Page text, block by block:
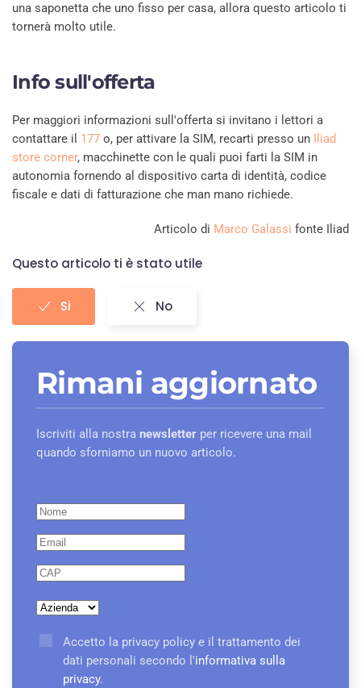
una saponetta che uno fisso per casa, allora questo articolo ti
tornerà molto utile.
Info sull'offerta
Per maggiori informazioni sull'offerta si invitano i lettori a
contattare il 177 o, per attivare la SIM, recarti presso un Iliad
store corner, macchinette con le quali puoi farti la SIM in
autonomia fornendo al dispositivo carta di identità, codice
fiscale e dati di fatturazione che man mano richiede.
Articolo di Marco Galassi fonte Iliad
Questo articolo ti è stato utile
Si No
Rimani aggiornato
Iscriviti alla nostra newsletter per ricevere una mail
quando sforniamo un nuovo articolo.
Accetto la privacy policy e il trattamento dei
dati personali secondo l'informativa sulla
privacy.